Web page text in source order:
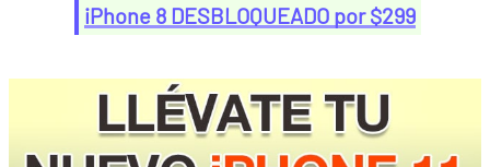
iPhone 8 DESBLOQUEADO por $299